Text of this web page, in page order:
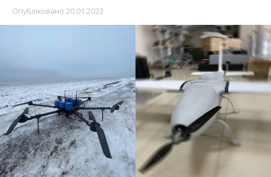
Опубліковано 20.01.2023